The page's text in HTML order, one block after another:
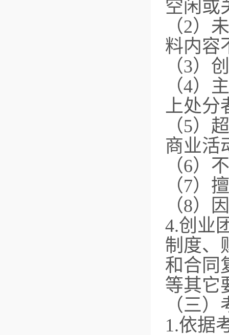
空闲或
（2）
料内容
（3）
（4）
上处分
（5）
商业活
（6）
（7）
（8）
4.创业
制度、
和合同
等其它
（三
1.依据